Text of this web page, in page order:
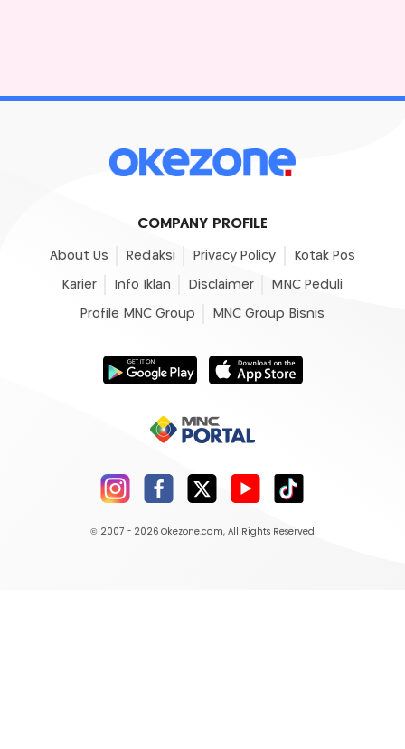
COMPANY PROFILE
About Us Redaksi Privacy Policy Kotak Pos
Karier Info Iklan Disclaimer MNC Peduli
Profile MNC Group MNC Group Bisnis
© 2007 - 2026 Okezone.com, All Rights Reserved